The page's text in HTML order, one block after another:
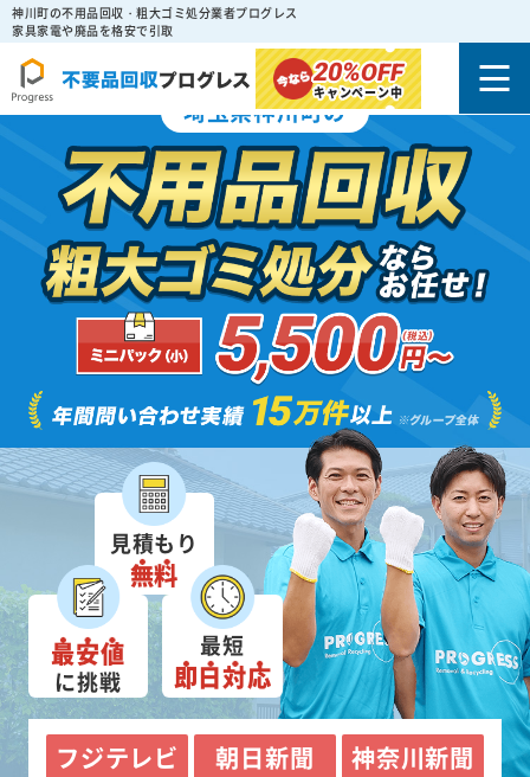
神川町の不用品回収・粗大ゴミ処分業者プログレス
家具家電や廃品を格安で引取
20%OFF
キャンペーン中
埼玉県神川町の
見積もり
無料
最安値
に挑戦
最短
即日対応
フジテレビ 朝日新聞 神奈川新聞